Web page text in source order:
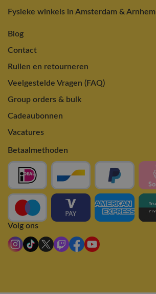
Fysieke winkels in Amsterdam & Arnhem
Blog
Contact
Ruilen en retourneren
Veelgestelde Vragen (FAQ)
Group orders & bulk
Cadeaubonnen
Vacatures
Betaalmethoden
Volg ons